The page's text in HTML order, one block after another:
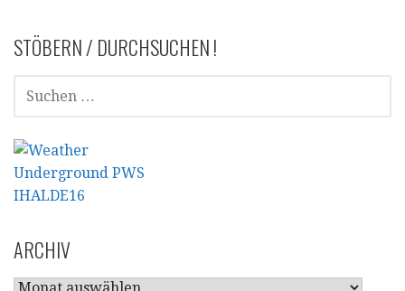
STÖBERN / DURCHSUCHEN !
SUCHEN
NACH:
ARCHIV